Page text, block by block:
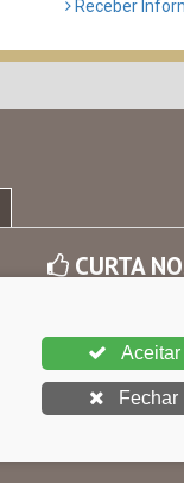
Receber
CURTA
Aceitar
Fechar